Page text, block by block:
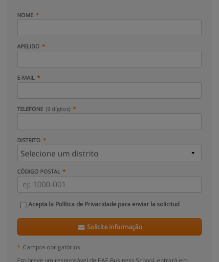
NOME
APELIDO
E-MAIL
TELEFONE (9 dígitos)
DISTRITO
CÓDIGO POSTAL
Acepta la Política de Privacidade para enviar la solicitud
Solicite informação
* Campos obrigatórios
Em breve um responsável de EAE Business School, entrará em